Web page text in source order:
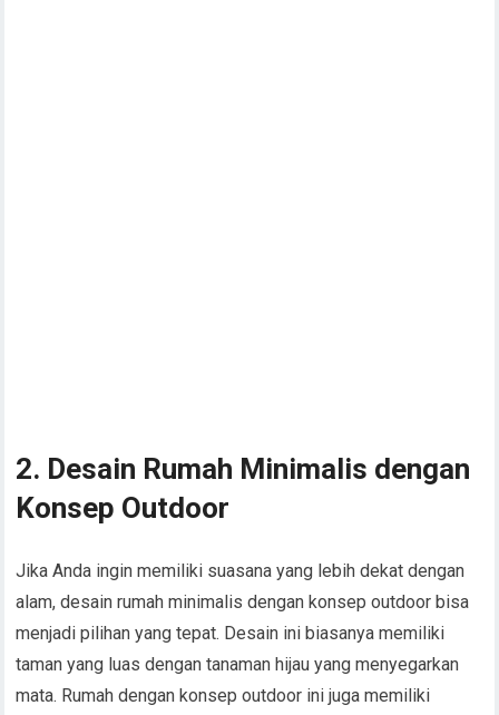
2. Desain Rumah Minimalis dengan
Konsep Outdoor
Jika Anda ingin memiliki suasana yang lebih dekat dengan
alam, desain rumah minimalis dengan konsep outdoor bisa
menjadi pilihan yang tepat. Desain ini biasanya memiliki
taman yang luas dengan tanaman hijau yang menyegarkan
mata. Rumah dengan konsep outdoor ini juga memiliki